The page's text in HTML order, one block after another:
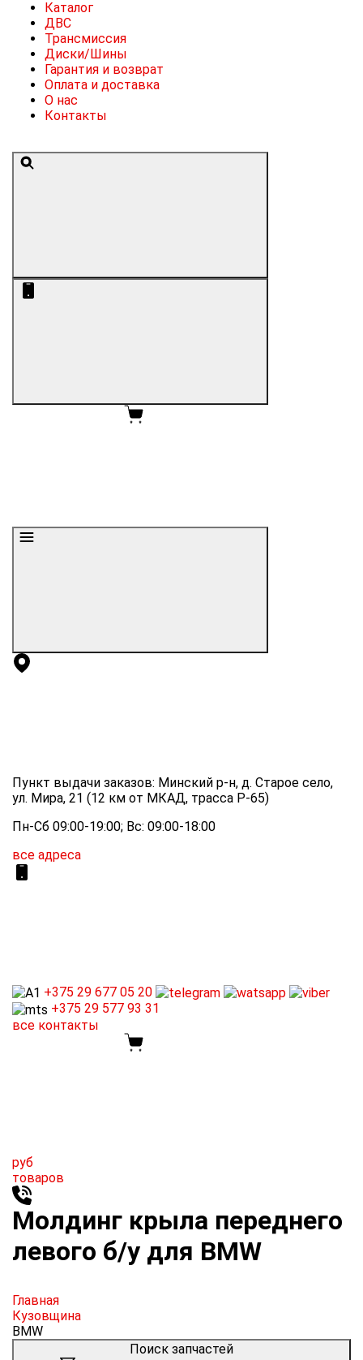
Каталог
ДВС
Трансмиссия
Диски/Шины
Гарантия и возврат
Оплата и доставка
О нас
Контакты
Пункт выдачи заказов: Минский р-н, д. Старое село,
ул. Мира, 21 (12 км от МКАД, трасса P-65)
Пн-Сб 09:00-19:00; Вс: 09:00-18:00
все адреса
+375 29 677 05 20
+375 29 577 93 31
все контакты
руб
товаров
Молдинг крыла переднего
левого б/у для BMW
Главная
Кузовщина
BMW
Поиск запчастей